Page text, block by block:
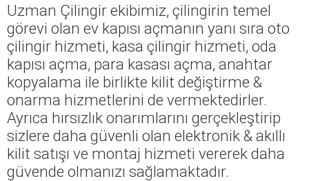
Uzman Çilingir ekibimiz, çilingirin temel
görevi olan ev kapısı açmanın yanı sıra oto
çilingir hizmeti, kasa çilingir hizmeti, oda
kapısı açma, para kasası açma, anahtar
kopyalama ile birlikte kilit değiştirme &
onarma hizmetlerini de vermektedirler.
Ayrıca hırsızlık onarımlarını gerçekleştirip
sizlere daha güvenli olan elektronik & akıllı
kilit satışı ve montaj hizmeti vererek daha
güvende olmanızı sağlamaktadır.